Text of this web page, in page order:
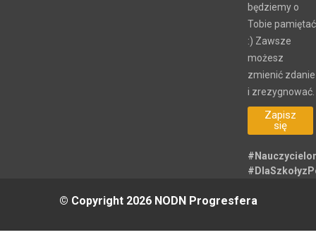
będziemy o
Tobie pamiętać
:) Zawsze
możesz
zmienić zdanie
i zrezygnować.
Zapisz
się
© Copyright 2026 NODN Progresfera